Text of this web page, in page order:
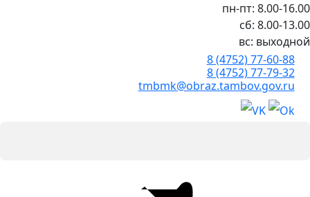
пн-пт: 8.00-16.00
сб: 8.00-13.00
вс: выходной
8 (4752) 77-60-88
8 (4752) 77-79-32
tmbmk@obraz.tambov.gov.ru